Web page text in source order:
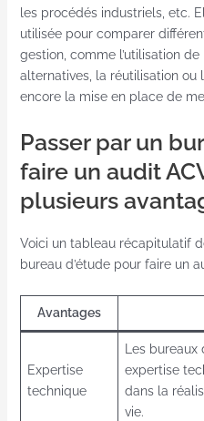
les procédés industriels, etc.
utilisée pour comparer
gestion, comme l’utilisation
alternatives, la réutilisation
encore la mise en place de
Passer par un
faire un audit
plusieurs
Voici un tableau récapitulatif
bureau d’étude pour faire un
Avantages
Expertise
technique
Les bureaux
expertise
dans la
vie.